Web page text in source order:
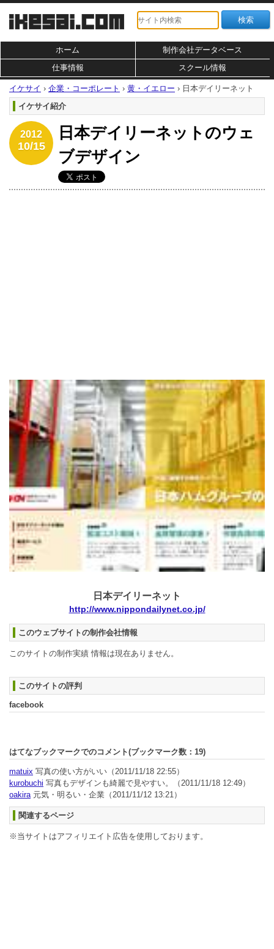
ホーム
制作会社データベース
仕事情報
スクール情報
イケサイ › 企業・コーポレート › 黄・イエロー › 日本デイリーネット
イケサイ紹介
2012
10/15
日本デイリーネットのウェ
ブデザイン
日本デイリーネット
http://www.nippondailynet.co.jp/
このウェブサイトの制作会社情報
このサイトの制作実績 情報は現在ありません。
このサイトの評判
facebook
はてなブックマークでのコメント(ブックマーク数： 19)
matuix 写真の使い方がいい （2011/11/18 22:55）
kurobuchi 写真もデザインも綺麗で見やすい。
（2011/11/18 12:49）
oakira元気・明るい・企業 （2011/11/12 13:21）
関連するページ
※当サイトはアフィリエイト広告を使用しております。